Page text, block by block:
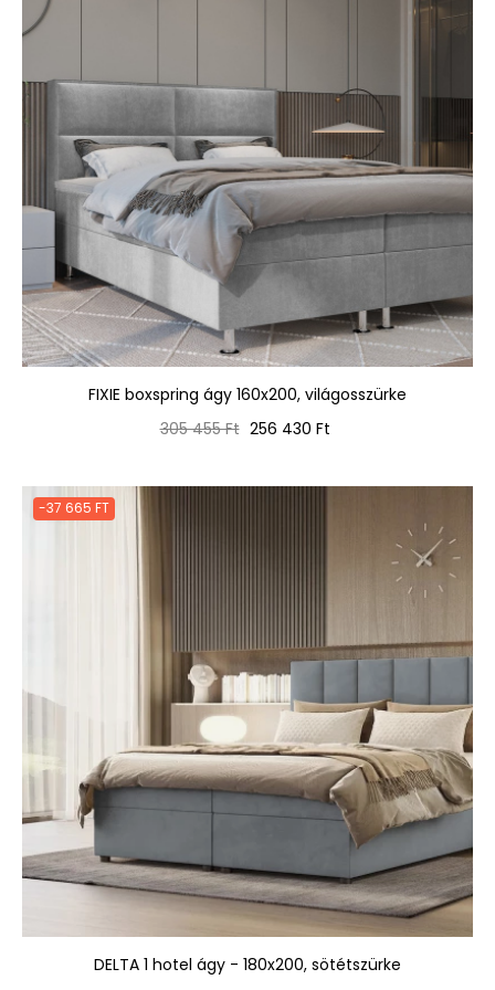
FIXIE boxspring ágy 160x200, világosszürke
Normál
305 455 Ft Ár
256 430 Ft
-37 665 FT
DELTA 1 hotel ágy - 180x200, sötétszürke